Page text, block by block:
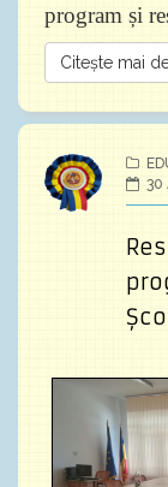
program și
Citește mai
30